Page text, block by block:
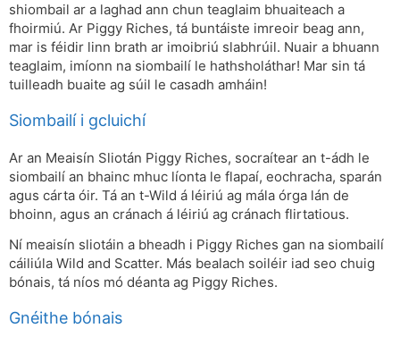
shiombail ar a laghad ann chun teaglaim bhuaiteach a
fhoirmiú. Ar Piggy Riches, tá buntáiste imreoir beag ann,
mar is féidir linn brath ar imoibriú slabhrúil. Nuair a bhuann
teaglaim, imíonn na siombailí le hathsholáthar! Mar sin tá
tuilleadh buaite ag súil le casadh amháin!
Siombailí i gcluichí
Ar an Meaisín Sliotán Piggy Riches, socraítear an t-ádh le
siombailí an bhainc mhuc líonta le flapaí, eochracha, sparán
agus cárta óir. Tá an t-Wild á léiriú ag mála órga lán de
bhoinn, agus an cránach á léiriú ag cránach flirtatious.
Ní meaisín sliotáin a bheadh i Piggy Riches gan na siombailí
cáiliúla Wild and Scatter. Más bealach soiléir iad seo chuig
bónais, tá níos mó déanta ag Piggy Riches.
Gnéithe bónais